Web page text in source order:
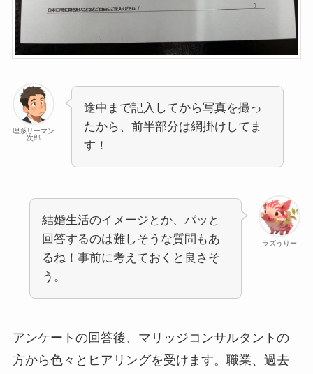
理系リーマン
次郎
途中まで記入してから写真を撮っ
たから、前半部分は網掛けしてま
す！
ラズうりー
結婚生活のイメージとか、パッと
回答するのは難しそうな質問もあ
るね！事前に考えておくと良さそ
う。
アンケートの回答後、マリッジコンサルタントの
方から色々とヒアリングを受けます。職業、過去